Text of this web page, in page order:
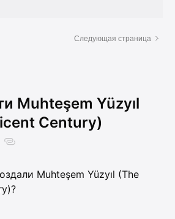
Следующая страница
Muhteşem Yüzyıl
Century)
Muhteşem Yüzyıl (The